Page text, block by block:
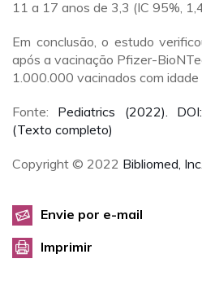
11 a 17 anos de 3,3 (IC 95%,
Em conclusão, o estudo
após a vacinação Pfizer-
1.000.000 vacinados com
Fonte: Pediatrics (2022).
(Texto completo)
Copyright © 2022 Bibliomed, Inc.
Envie por e-mail
Imprimir